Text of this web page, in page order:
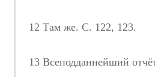
12 Там же. С. 122, 123.
13 Всеподданнейший